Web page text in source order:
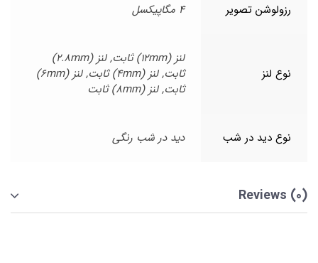
رزولوشن تصویر 4 مگاپیکسل
نوع لنز
لنز (12mm) ثابت, لنز (2.8mm)
ثابت, لنز (4mm) ثابت, لنز (6mm)
ثابت, لنز (8mm) ثابت
نوع دید در شب دید در شب رنگی
Reviews (0)